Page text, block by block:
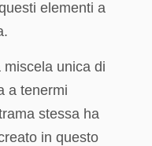
elementi a
unica di
a tenermi
stessa ha
in questo